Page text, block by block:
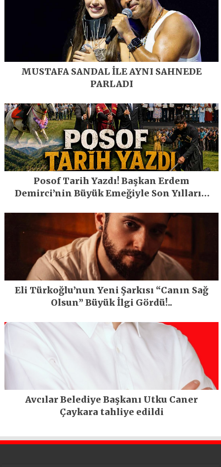
MUSTAFA SANDAL İLE AYNI SAHNEDE
PARLADI
Posof Tarih Yazdı! Başkan Erdem
Demirci’nin Büyük Emeğiyle Son Yılların
Eli Türkoğlu’nun Yeni Şarkısı “Canın Sağ
Olsun” Büyük İlgi Gördü!..
Avcılar Belediye Başkanı Utku Caner
Çaykara tahliye edildi